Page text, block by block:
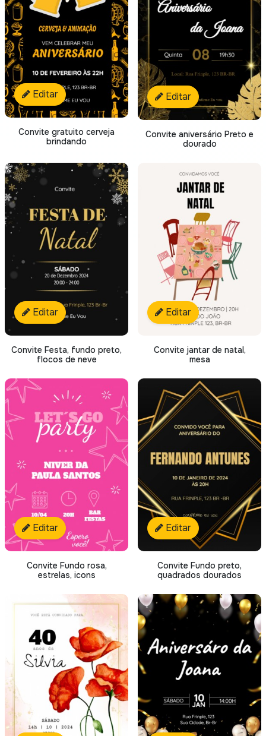
Editar
Convite gratuito cerveja
brindando
Editar
Convite aniversário Preto e
dourado
Editar
Convite Festa, fundo preto,
flocos de neve
Editar
Convite jantar de natal,
mesa
Editar
Convite Fundo rosa,
estrelas, icons
Editar
Convite Fundo preto,
quadrados dourados